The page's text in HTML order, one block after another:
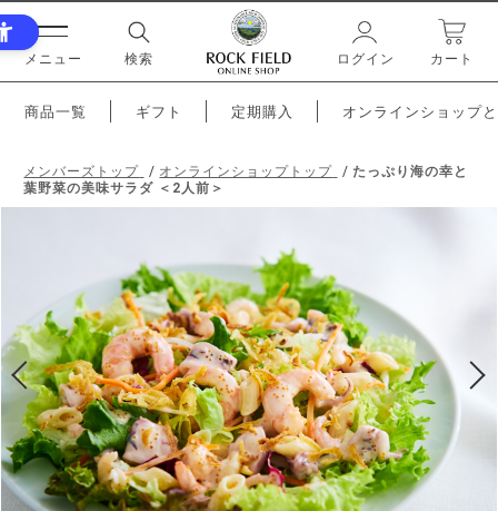
メニュー 検索 ログイン カート
商品一覧 ギフト 定期購入 オンラインショップ
メンバーズトップ オンラインショップトップ
たっぷり海の幸と
葉野菜の美味サラダ ＜2人前＞